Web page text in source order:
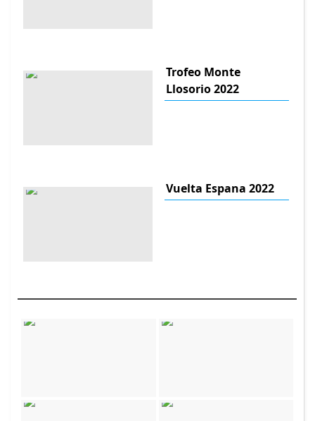
Trofeo Monte
Llosorio 2022
Vuelta Espana 2022